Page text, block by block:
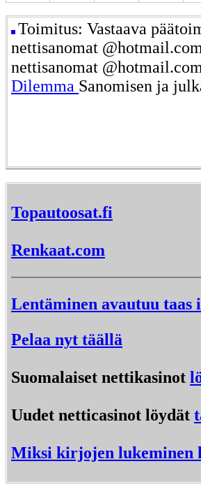
Toimitus: Vastaava
nettisanomat
nettisanomat @hotmail.com
Dilemma Sanomisen ja
Topautoosat.fi
Renkaat.com
Lentäminen avautuu taas
Pelaa nyt täällä
Suomalaiset nettikasinot
Uudet netticasinot löydät
Miksi kirjojen lukeminen